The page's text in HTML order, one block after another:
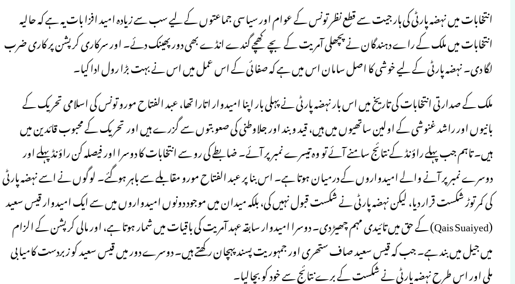
انتخابات میں نہضہ پارٹی کی ہار جیت سے قطع نظر تونس کے عوام اور سیاسی جماعتوں کے لیے سب سے زیادہ امید افزا بات یہ ہے کہ حالیہ
انتخابات میں ملک کے راے دہندگان نے پچھلی آمریت کے بچے کھچے گندے انڈے بھی دور پھینک دئے۔ اور سرکاری کرپشن پر کاری ضرب
لگا دی۔ نہضہ پارٹی کے لیے خوشی کا اصل سامان اس میں ہے کہ صفائی کے اس عمل میں اس نے بہت بڑا رول ادا کیا۔
ملک کے صدارتی انتخابات کی تاریخ میں اس بار نہضہ پارٹی نے پہلی بار اپنا امیدوار اتارا تھا، عبد الفتاح مورو تونس کی اسلامی تحریک کے
بانیوں اور راشد غنوشی کے اولین ساتھیوں میں ہیں، قید وبند اور جلاوطنی کی صعوبتوں سے گزرے ہیں اور تحریک کے محبوب قائدین میں
ہیں۔ تاہم جب پہلے راؤنڈ کے نتائج سامنے آئے تو وہ تیسرے نمبر پر آئے۔ ضابطے کی رو سے انتخابات کا دوسرا اور فیصلہ کن راؤنڈ پہلے اور
دوسرے نمبر پر آنے والے امیدواروں کے درمیان ہوتا ہے۔ اس بنا پر عبد الفتاح مورو مقابلے سے باہر ہوگئے۔ لوگوں نے اسے نہضہ پارٹی
کی کمر توڑ شکست قرار دیا، لیکن نہضہ پارٹی نے شکست قبول نہیں کی، بلکہ میدان میں موجود دونوں امیدواروں میں سے ایک امیدوار قیس سعید
(Qais Suaiyed) کے حق میں تائیدی مہم چھیڑ دی۔ دوسرا امیدوار سابقہ عہد آمریت کی باقیات میں شمار ہوتا ہے، اور مالی کرپشن کے الزام
میں جیل میں بند ہے۔ جب کہ قیس سعید صاف ستھری اور جمہوریت پسند پہچان رکھتے ہیں۔ دوسرے دور میں قیس سعید کو زبردست کامیابی
ملی اور اس طرح نہضہ پارٹی نے شکست کے برے نتائج سے خود کو بچالیا۔